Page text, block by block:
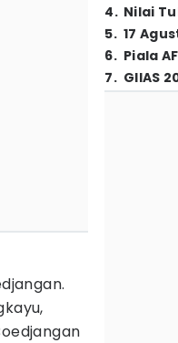
4. Nilai
5. 17
6. Piala
7. GIIAS